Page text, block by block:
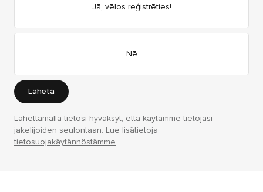
Jā, vēlos reģistrēties!
Nē
Lähetä
Lähettämällä tietosi hyväksyt, että käytämme tietojasi
jakelijoiden seulontaan. Lue lisätietoja
tietosuojakäytännöstämme.